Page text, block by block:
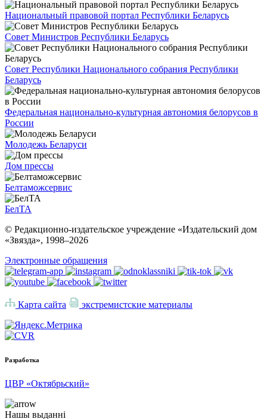
Национальный правовой портал Республики Беларусь
Совет Министров Республики Беларусь
Совет Республики Национального собрания Республики
Беларусь
Федеральная национально-культурная автономия белорусов в
России
Молодежь Беларуси
Дом прессы
Белтаможсервис
БелТА
© Редакционно-издательское учреждение «Издательский дом
«Звязда», 1998–2026
Электронные обращения
Карта сайта экстремистские материалы
Разработка
ЦВР «Октябрьский»
Нашы выданні